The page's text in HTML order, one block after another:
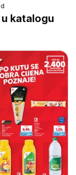
katalogu